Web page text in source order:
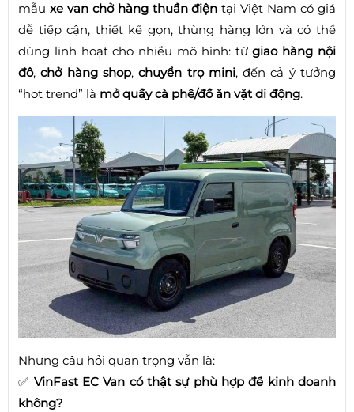
mẫu xe van chở hàng thuần điện tại Việt Nam có giá
dễ tiếp cận, thiết kế gọn, thùng hàng lớn và có thể
dùng linh hoạt cho nhiều mô hình: từgiao hàng nội
đô,chở hàng shop,chuyển trọ mini, đến cả ý tưởng
“hot trend” là mở quầy cà phê/đồ ăn vặt di động.
Nhưng câu hỏi quan trọng vẫn là:
✅ VinFast EC Van có thật sự phù hợp để kinh doanh
không?